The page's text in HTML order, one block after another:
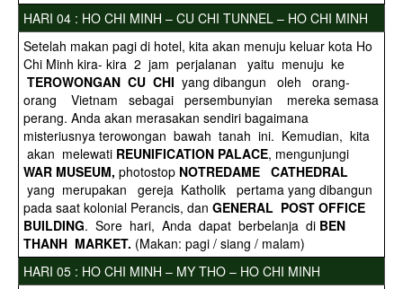
HARI 04 : HO CHI MINH – CU CHI TUNNEL – HO CHI MINH
Setelah makan pagi di hotel, kita akan menuju keluar kota Ho
Chi Minh kira- kira 2 jam perjalanan yaitu menuju ke
TEROWONGAN CU CHI yang dibangun oleh orang-
orang Vietnam sebagai persembunyian mereka semasa
perang. Anda akan merasakan sendiri bagaimana
misteriusnya terowongan bawah tanah ini. Kemudian, kita
akan melewati REUNIFICATION PALACE, mengunjungi
WAR MUSEUM, photostop NOTREDAME CATHEDRAL
yang merupakan gereja Katholik pertama yang dibangun
pada saat kolonial Perancis, dan GENERAL POST OFFICE
BUILDING. Sore hari, Anda dapat berbelanja di BEN
THANH MARKET. (Makan: pagi / siang / malam)
HARI 05 : HO CHI MINH – MY THO – HO CHI MINH